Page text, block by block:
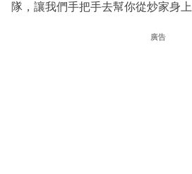
隊，讓我們手把手去幫你從炒家身上
廣告